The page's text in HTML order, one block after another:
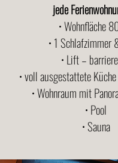
jede
• Wohnfläche
• 1 Schlafzimmer
• Lift –
• voll ausgestattete
• Wohnraum mit
• Pool
• Sauna